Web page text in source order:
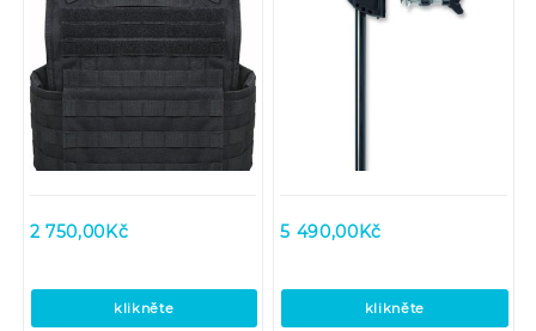
2 750,00Kč
klikněte
5 490,00Kč
klikněte